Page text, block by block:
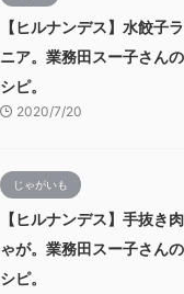
【ヒルナンデス】水餃子
ニア。業務田スー子さん
シピ。
2020/7/20
じゃがいも
【ヒルナンデス】手抜き
ゃが。業務田スー子さん
シピ。